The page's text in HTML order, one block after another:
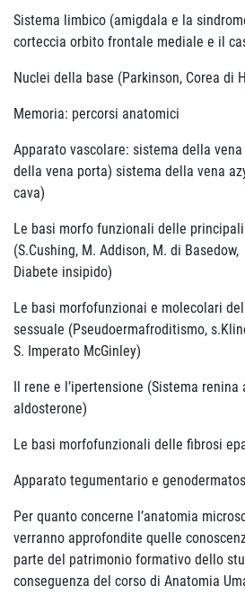
Sistema limbico (amigdala e la
corteccia orbito frontale mediale e il
Nuclei della base (Parkinson, Corea di
Memoria: percorsi anatomici
Apparato vascolare: sistema della
della vena porta) sistema della vena
cava)
Le basi morfo funzionali delle
(S.Cushing, M. Addison, M. di
Diabete insipido)
Le basi morfofunzionai e molecolari
sessuale (Pseudoermafroditismo,
S. Imperato McGinley)
Il rene e l’ipertensione (Sistema renina
aldosterone)
Le basi morfofunzionali delle fibrosi
Apparato tegumentario e
Per quanto concerne l’anatomia
verranno approfondite quelle
parte del patrimonio formativo dello
conseguenza del corso di Anatomia